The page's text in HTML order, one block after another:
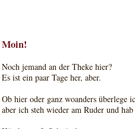
Moin!
Noch jemand an der Theke hier?
Es ist ein paar Tage her, aber.
Ob hier oder ganz woanders überlege
aber ich steh wieder am Ruder und